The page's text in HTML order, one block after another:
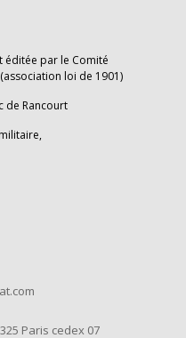
éditée par le Comité
loi de 1901)
de Rancourt
Paris cedex 07